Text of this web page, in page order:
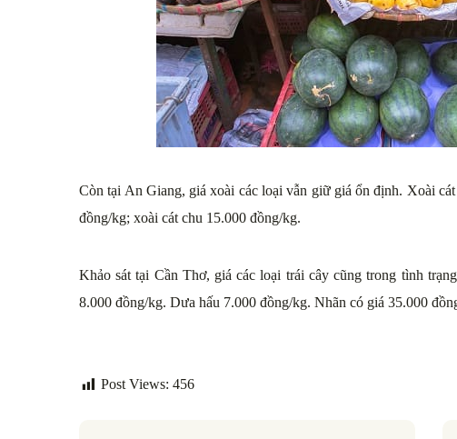
Còn tại An Giang, giá xoài các loại vẫn giữ giá ổn định. Xoài
đồng/kg; xoài cát chu 15.000 đồng/kg.
Khảo sát tại Cần Thơ, giá các loại trái cây cũng trong tình
8.000 đồng/kg. Dưa hấu 7.000 đồng/kg. Nhãn có giá 35.000
Post Views: 456